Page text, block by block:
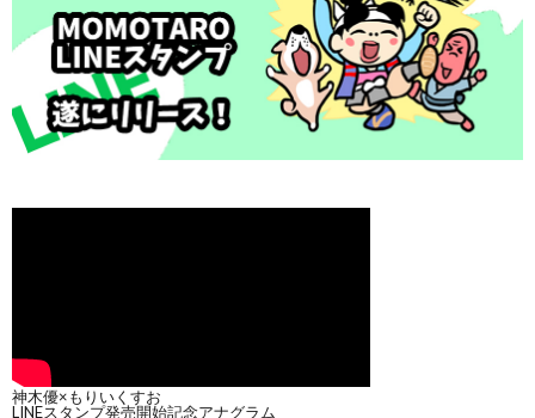
神木優×もりいくすお
LINEスタンプ発売開始記念アナグラム